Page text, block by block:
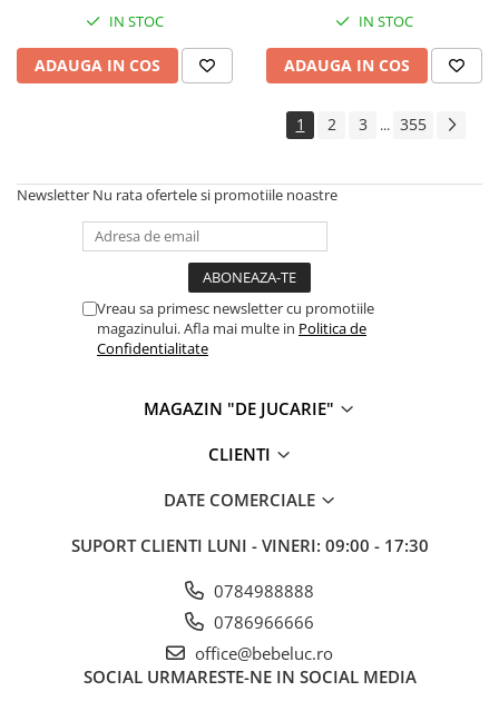
IN STOC
ADAUGA IN COS
IN STOC
ADAUGA IN COS
1 2 3 ... 355
Newsletter Nu rata ofertele si promotiile noastre
Vreau sa primesc newsletter cu promotiile
magazinului. Afla mai multe in Politica de
Confidentialitate
MAGAZIN "DE JUCARIE"
CLIENTI
DATE COMERCIALE
SUPORT CLIENTI LUNI - VINERI: 09:00 - 17:30
0784988888
0786966666
office@bebeluc.ro
SOCIAL URMARESTE-NE IN SOCIAL MEDIA